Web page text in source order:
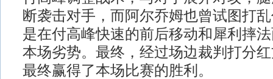
断袭击对手，而阿尔乔姆也曾试图打
是在付高峰快速的前后移动和犀利摔
本场劣势。最终，经过场边裁判打分
最终赢得了本场比赛的胜利。